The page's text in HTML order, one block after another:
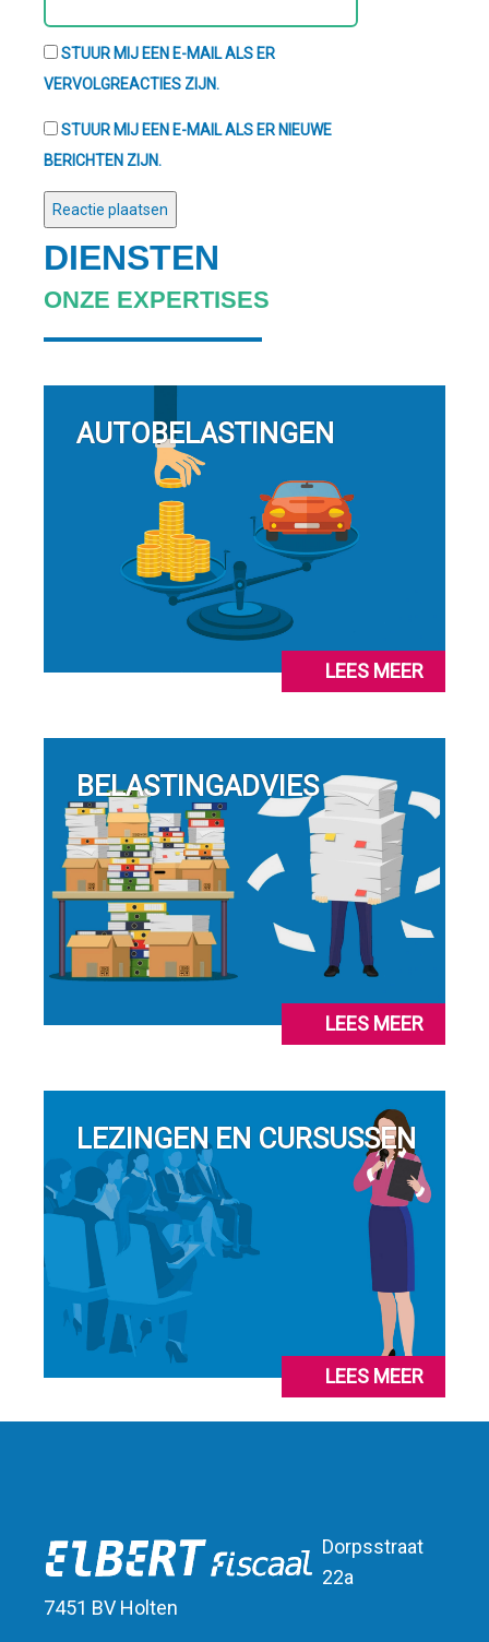
STUUR MIJ EEN E-MAIL ALS ER
VERVOLGREACTIES ZIJN.
STUUR MIJ EEN E-MAIL ALS ER NIEUWE
BERICHTEN ZIJN.
DIENSTEN
ONZE EXPERTISES
AUTOBELASTINGEN
LEES MEER
BELASTINGADVIES
LEES MEER
LEZINGEN EN CURSUSSEN
LEES MEER
Dorpsstraat
22a
7451 BV Holten